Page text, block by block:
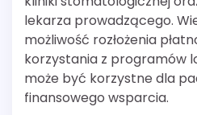
lekarza prowadzącego.
możliwość rozłożenia
korzystania z programów
może być korzystne dla
finansowego wsparcia.